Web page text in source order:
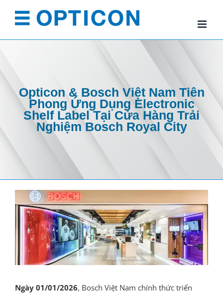
content
Opticon & Bosch Việt Nam Tiên
Phong Ứng Dụng Electronic
Shelf Label Tại Cửa Hàng Trải
Nghiệm Bosch Royal City
Ngày 01/01/2026, Bosch Việt Nam chính thức triển